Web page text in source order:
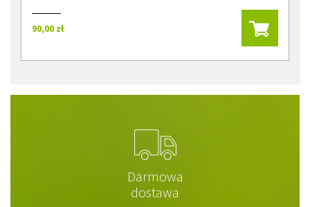
90,00 zł
Darmowa
dostawa